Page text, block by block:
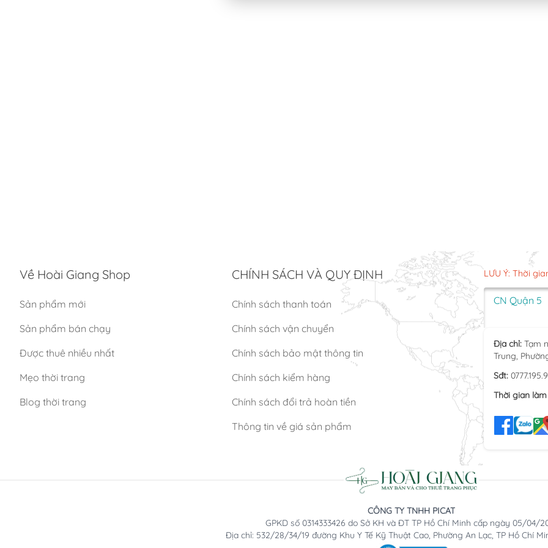
Về Hoài Giang Shop
Sản phẩm mới
Sản phẩm bán chạy
Được thuê nhiều nhất
Mẹo thời trang
Blog thời trang
CHÍNH SÁCH VÀ QUY ĐỊNH
Chính sách thanh toán
Chính sách vận chuyển
Chính sách bảo mật thông tin
Chính sách kiểm hàng
Chính sách đổi trả hoàn tiền
Thông tin về giá sản phẩm
LƯU Ý: Thời
CN Quận 5
Địa chỉ: Tạm
Trung,
Sđt:
Thời gian
CÔNG TY TNHH PICAT
GPKD số 0314333426 do Sở KH và ĐT TP Hồ Chí Minh cấp ngày 05/04/
Địa chỉ: 532/28/34/19 đường Khu Y Tế Kỹ Thuật Cao, Phường An Lạc, TP Hồ Chí